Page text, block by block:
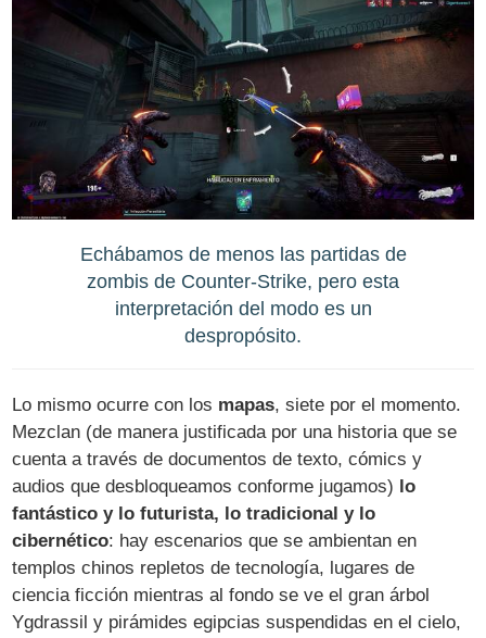
Echábamos de menos las partidas de
zombis de Counter-Strike, pero esta
interpretación del modo es un
despropósito.
Lo mismo ocurre con los mapas, siete por el momento.
Mezclan (de manera justificada por una historia que se
cuenta a través de documentos de texto, cómics y
audios que desbloqueamos conforme jugamos) lo
fantástico y lo futurista, lo tradicional y lo
cibernético: hay escenarios que se ambientan en
templos chinos repletos de tecnología, lugares de
ciencia ficción mientras al fondo se ve el gran árbol
Ygdrassil y pirámides egipcias suspendidas en el cielo,